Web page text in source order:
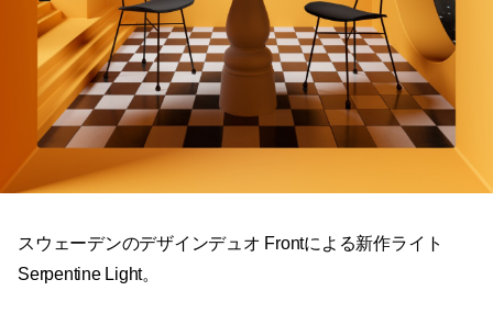
スウェーデンのデザインデュオ Frontによる新作ライト
Serpentine Light。